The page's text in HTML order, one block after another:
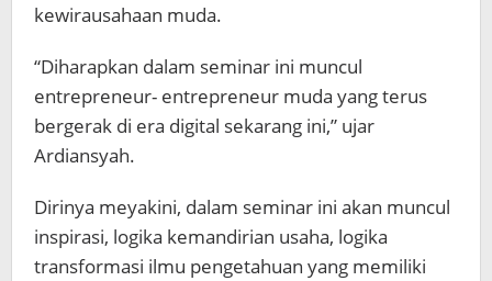
kewirausahaan muda.
“Diharapkan dalam seminar ini muncul
entrepreneur- entrepreneur muda yang terus
bergerak di era digital sekarang ini,” ujar
Ardiansyah.
Dirinya meyakini, dalam seminar ini akan muncul
inspirasi, logika kemandirian usaha, logika
transformasi ilmu pengetahuan yang memiliki